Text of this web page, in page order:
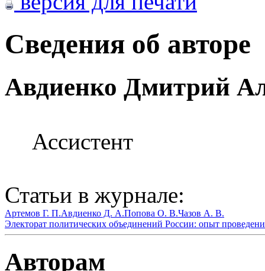
Сведения об авторе
Авдиенко Дмитрий
Ассистент
Статьи в журнале:
Артемов Г. П.Авдиенко Д. А.Попова О. В.Чазов А. В.
Электорат политических объединений России: опыт
Авторам